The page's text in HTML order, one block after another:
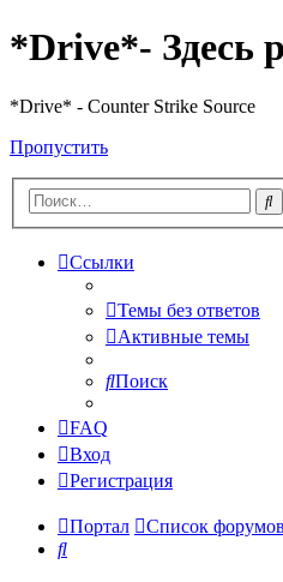
*Drive*- Здесь
*Drive* - Counter Strike Source
Пропустить
Ссылки
Темы без ответов
Активные темы
Поиск
FAQ
Вход
Регистрация
Портал Список форумов
Поиск